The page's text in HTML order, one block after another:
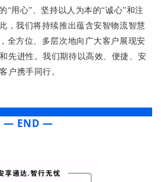
“用心”、坚持以人为本的“诚心”和注
，我们将持续推出蕴含安智物流智慧
全方位、多层次地向广大客户展现安
先进性。我们期待以高效、便捷、安
户携手同行。
— END —